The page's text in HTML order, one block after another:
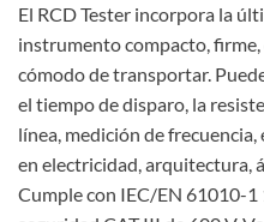
El RCD Tester incorpora la
instrumento compacto,
cómodo de transportar.
el tiempo de disparo, la
línea, medición de
en electricidad, arquitectura,
Cumple con IEC/EN 61010-1